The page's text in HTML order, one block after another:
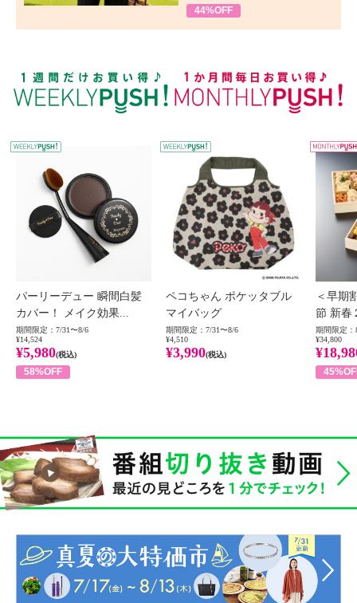
44%OFF
WEEKLY PUSH
パーリーデュー 瞬間白髪
カバー！ メイク効果...
期間限定：7/31〜8/6
¥14,524
¥5,980(税込)
58%OFF
ペコちゃん ポケッタブル
マイバッグ
期間限定：7/31〜8/6
¥4,510
¥3,990(税込)
＜早期
節 新春
期間限定：
¥34,800